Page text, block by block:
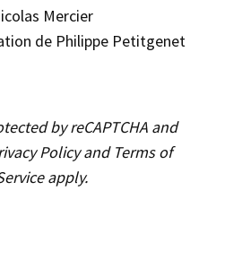
Mercier
de Philippe Petitgenet
by reCAPTCHA and
PolicyandTerms of
apply.